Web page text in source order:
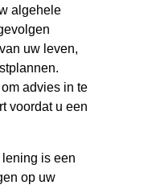
algehele
uw leven,
advies in te
voordat u een
is een
op uw